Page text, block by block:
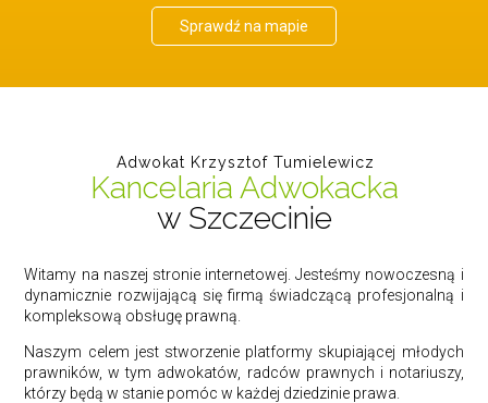
Sprawdź na mapie
Adwokat Krzysztof Tumielewicz
Kancelaria Adwokacka
w Szczecinie
Witamy na naszej stronie internetowej. Jesteśmy nowoczesną i
dynamicznie rozwijającą się firmą świadczącą profesjonalną i
kompleksową obsługę prawną.
Naszym celem jest stworzenie platformy skupiającej młodych
prawników, w tym adwokatów, radców prawnych i notariuszy,
którzy będą w stanie pomóc w każdej dziedzinie prawa.